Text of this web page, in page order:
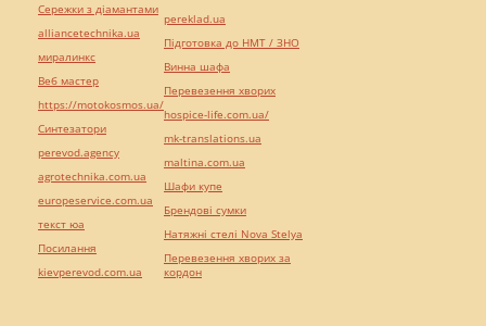
Сережки з діамантами
alliancetechnika.ua
миралинкс
Веб мастер
https://motokosmos.ua/
Синтезатори
perevod.agency
agrotechnika.com.ua
europeservice.com.ua
текст юа
Посилання
kievperevod.com.ua
pereklad.ua
Підготовка до НМТ / ЗНО
Винна шафа
Перевезення хворих
hospice-life.com.ua/
mk-translations.ua
maltina.com.ua
Шафи купе
Брендові сумки
Натяжні стелі Nova Stelya
Перевезення хворих за
кордон